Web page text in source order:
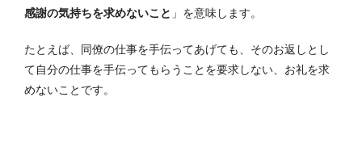
感謝の気持ちを求めないこと 」を意味します。
たとえば、同僚の仕事を手伝ってあげても、そのお返しとし
て自分の仕事を手伝ってもらうことを要求しない、お礼を求
めないことです。